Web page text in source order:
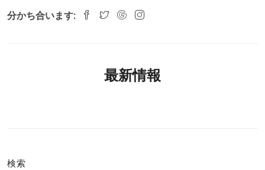
分かち合います:
最新情報
検索